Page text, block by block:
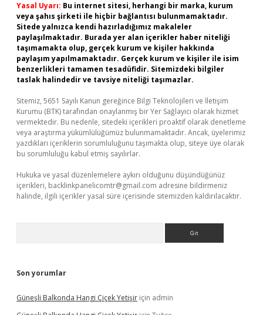
Yasal Uyarı: Bu internet sitesi, herhangi bir marka, kurum
veya şahıs şirketi ile hiçbir bağlantısı bulunmamaktadır.
Sitede yalnızca kendi hazırladığımız makaleler
paylaşılmaktadır. Burada yer alan içerikler haber niteliği
taşımamakta olup, gerçek kurum ve kişiler hakkında
paylaşım yapılmamaktadır. Gerçek kurum ve kişiler ile isim
benzerlikleri tamamen tesadüfidir. Sitemizdeki bilgiler
taslak halindedir ve tavsiye niteliği taşımazlar.
Sitemiz, 5651 Sayılı Kanun gereğince Bilgi Teknolojileri ve İletişim
Kurumu (BTK) tarafından onaylanmış bir Yer Sağlayıcı olarak hizmet
vermektedir. Bu nedenle, sitedeki içerikleri proaktif olarak denetleme
veya araştırma yükümlülüğümüz bulunmamaktadır. Ancak, üyelerimiz
yazdıkları içeriklerin sorumluluğunu taşımakta olup, siteye üye olarak
bu sorumluluğu kabul etmiş sayılırlar.
Hukuka ve yasal düzenlemelere aykırı olduğunu düşündüğünüz
içerikleri, backlinkpanelicomtr@gmail.com adresine bildirmeniz
halinde, ilgili içerikler yasal süre içerisinde sitemizden kaldırılacaktır.
Son yorumlar
Güneşli Balkonda Hangi Çiçek Yetişir için admin